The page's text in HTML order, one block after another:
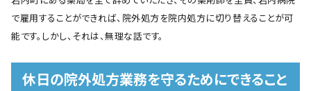
で雇用することができれば、院外処方を院内処方に切り替えることが可
能です。しかし、それは、無理な話です。
休日の院外処方業務を守るためにできること